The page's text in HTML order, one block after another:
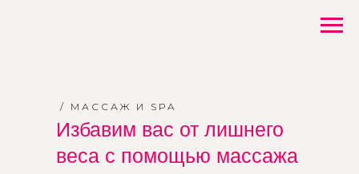
Избавим вас от лишнего
веса с помощью массажа
/ МАССАЖ И SPA